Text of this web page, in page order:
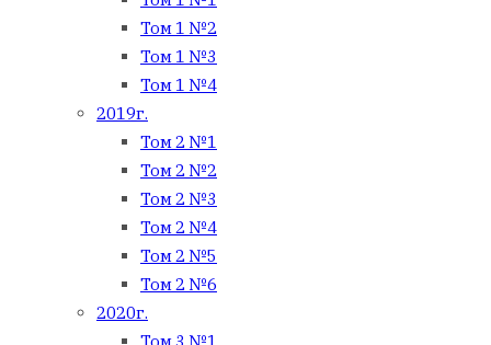
Том 1 №2
Том 1 №3
Том 1 №4
2019г.
Том 2 №1
Том 2 №2
Том 2 №3
Том 2 №4
Том 2 №5
Том 2 №6
2020г.